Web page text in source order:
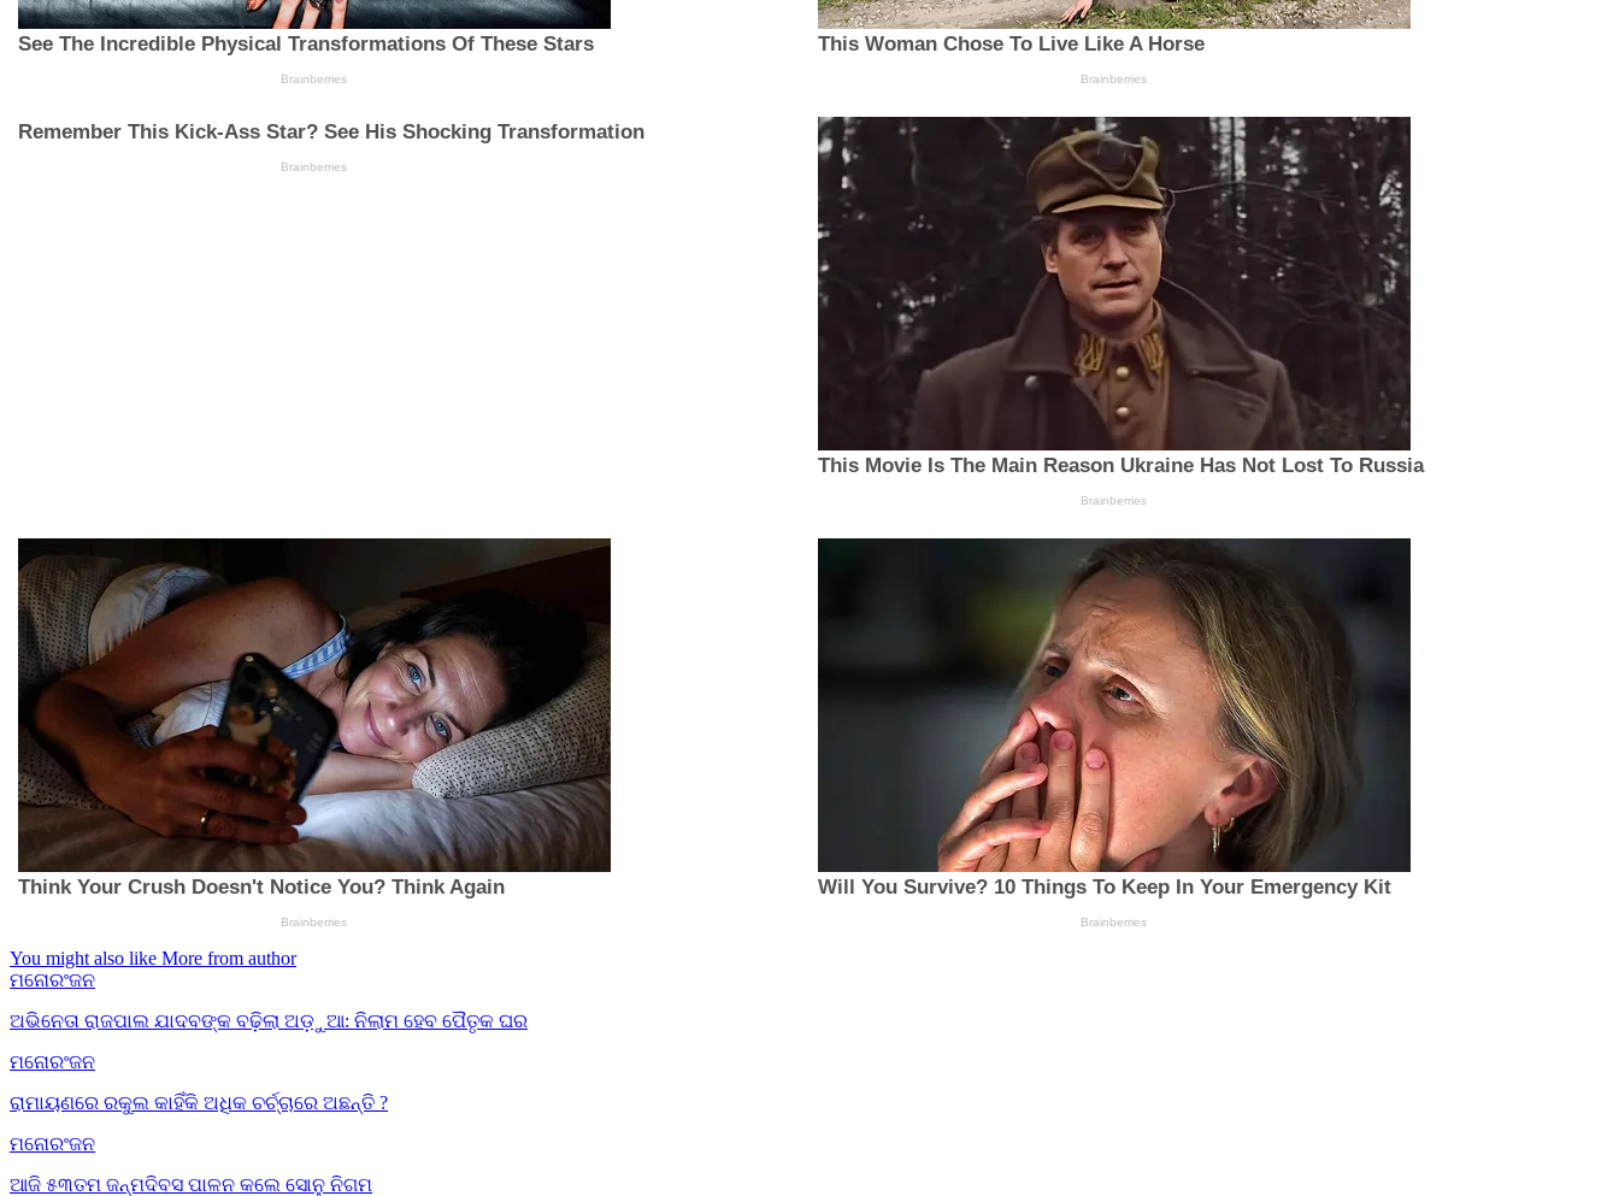
You might also like More from author
ମନୋରଂଜନ
ଅଭିନେତା ରାଜପାଲ ଯାଦବଙ୍କ ବଢ଼ିଲା ଅଡ଼ୁଆ: ନିଲାମ ହେବ ପୈତୃକ ଘର
ମନୋରଂଜନ
ରାମାୟଣରେ ରକୁଲ କାହିଁକି ଅଧିକ ଚର୍ଚ୍ଚାରେ ଅଛନ୍ତି ?
ମନୋରଂଜନ
ଆଜି ୫୩ତମ ଜନ୍ମଦିବସ ପାଳନ କଲେ ସୋନୁ ନିଗମ